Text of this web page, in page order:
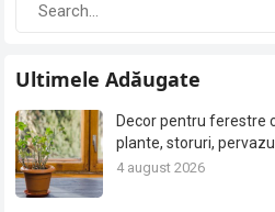
Ultimele Adăugate
Decor pentru ferestre
plante, storuri,
4 august 2026